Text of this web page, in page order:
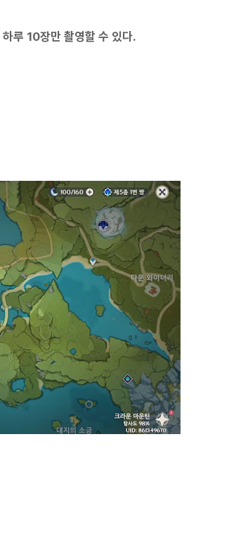
하루 10장만 촬영할 수 있다.